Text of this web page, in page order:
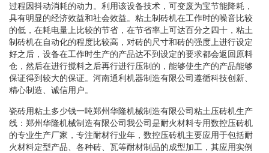
过程因抖动消耗的动力。利用该设备技术，可变废为宝节能降耗，
具有明显的经济效益和社会效益。粘土制砖机在工作时的噪音比较
的低，在耗电量上比较的节省，在节省率上可达百分之四十，粘土
制砖机在自动化的程度比较高，对砖的尺寸和砖的强度上进行设定
好之后，设备在工作时生产的产品达不到设定的要求都会返回原料
仓，然后在进行搅料之后再行进行压制的，能够使生产的产品能够
保证得到较大的保证。河南通利机器制造有限公司遵循科技创新、
精心制造、诚信用户。
瓷砖用粘土多少钱一吨郑州华隆机械制造有限公司粘土压砖机生产
线：郑州华隆机械制造有限公司我公司是耐火材料专用数控压砖机
的专业生产厂家，专注耐材行业年，数控压砖机主要应用于包括耐
火材料定型产品、各种砖、瓦等耐材制品的成型加工，其应用实例